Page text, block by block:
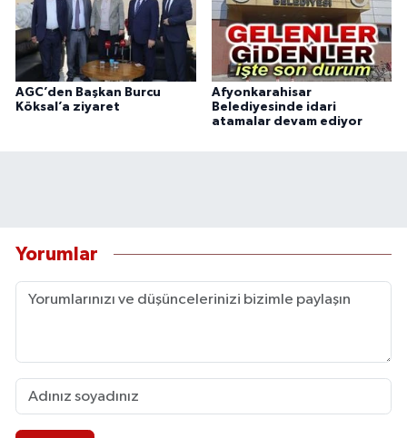
AGC’den Başkan Burcu
Köksal’a ziyaret
Afyonkarahisar
Belediyesinde idari
atamalar devam ediyor
Yorumlar